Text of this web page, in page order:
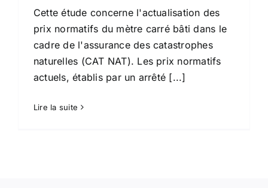
Cette étude concerne l'actualisation des
prix normatifs du mètre carré bâti dans le
cadre de l'assurance des catastrophes
naturelles (CAT NAT). Les prix normatifs
actuels, établis par un arrêté [...]
Lire la suite